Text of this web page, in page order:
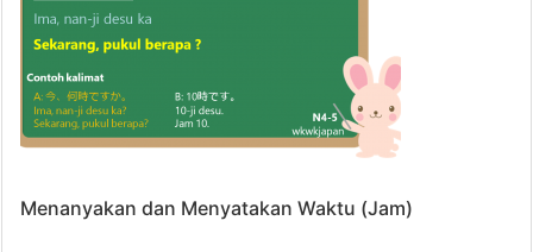
Menanyakan dan Menyatakan Waktu (Jam)